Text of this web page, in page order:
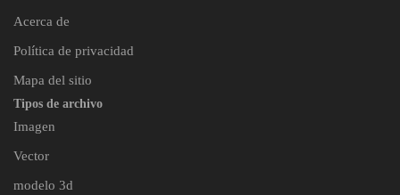
Acerca de
Política de privacidad
Mapa del sitio
Tipos de archivo
Imagen
Vector
modelo 3d